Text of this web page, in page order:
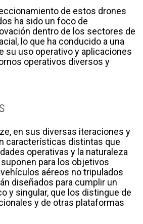
de estos drones
ha sido un foco de
dentro de los sectores de
lo que ha conducido a una
su uso operativo y aplicaciones
operativos diversos y
en sus diversas iteraciones y
características distintas que
operativas y la naturaleza
para los objetivos
aéreos no tripulados
diseñados para cumplir un
y singular, que los distingue de
y de otras plataformas